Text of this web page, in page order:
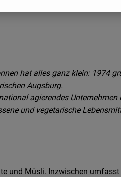
hat alles ganz klein: 1974
Augsburg.
agierendes
und vegetarische
und Müsli. Inzwischen